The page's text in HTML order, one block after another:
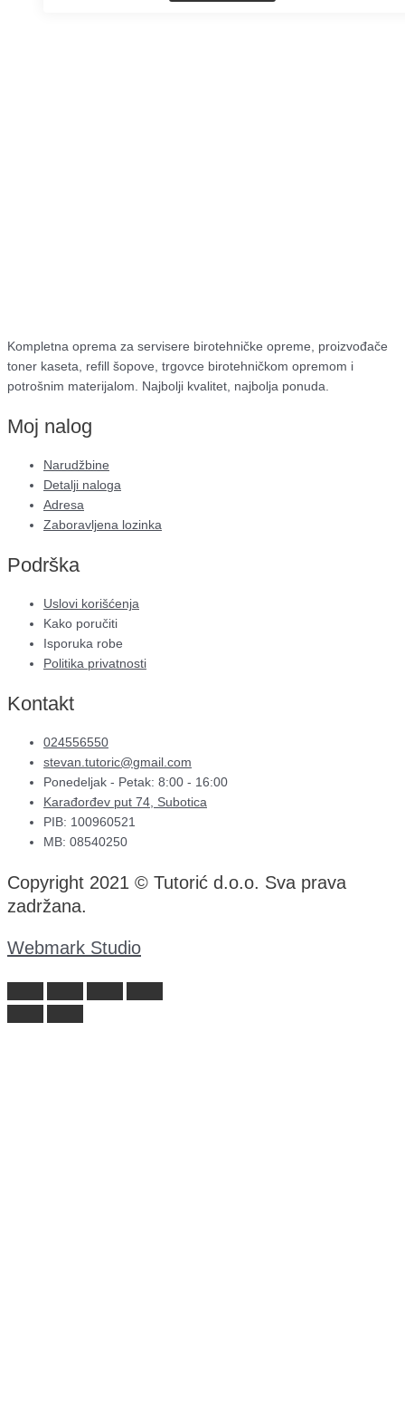
Kompletna oprema za servisere birotehničke opreme, proizvođače
toner kaseta, refill šopove, trgovce birotehničkom opremom i
potrošnim materijalom. Najbolji kvalitet, najbolja ponuda.
Moj nalog
Narudžbine
Detalji naloga
Adresa
Zaboravljena lozinka
Podrška
Uslovi korišćenja
Kako poručiti
Isporuka robe
Politika privatnosti
Kontakt
024556550
stevan.tutoric@gmail.com
Ponedeljak - Petak: 8:00 - 16:00
Karađorđev put 74, Subotica
PIB: 100960521
MB: 08540250
Copyright 2021 © Tutorić d.o.o. Sva prava
zadržana.
Webmark Studio